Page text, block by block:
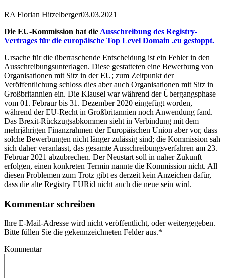
RA Florian Hitzelberger03.03.2021
Die EU-Kommission hat die Ausschreibung des Registry-
Vertrages für die europäische Top Level Domain .eu gestoppt.
Ursache für die überraschende Entscheidung ist ein Fehler in den
Ausschreibungsunterlagen. Diese gestatteten eine Bewerbung von
Organisationen mit Sitz in der EU; zum Zeitpunkt der
Veröffentlichung schloss dies aber auch Organisationen mit Sitz in
Großbritannien ein. Die Klausel war während der Übergangsphase
vom 01. Febraur bis 31. Dezember 2020 eingefügt worden,
während der EU-Recht in Großbritannien noch Anwendung fand.
Das Brexit-Rückzugsabkommen sieht in Verbindung mit dem
mehrjährigen Finanzrahmen der Europäischen Union aber vor, dass
solche Bewerbungen nicht länger zulässig sind; die Kommission sah
sich daher veranlasst, das gesamte Ausschreibungsverfahren am 23.
Februar 2021 abzubrechen. Der Neustart soll in naher Zukunft
erfolgen, einen konkreten Termin nannte die Kommission nicht. All
diesen Problemen zum Trotz gibt es derzeit kein Anzeichen dafür,
dass die alte Registry EURid nicht auch die neue sein wird.
Kommentar schreiben
Ihre E-Mail-Adresse wird nicht veröffentlicht, oder weitergegeben.
Bitte füllen Sie die gekennzeichneten Felder aus.*
Kommentar